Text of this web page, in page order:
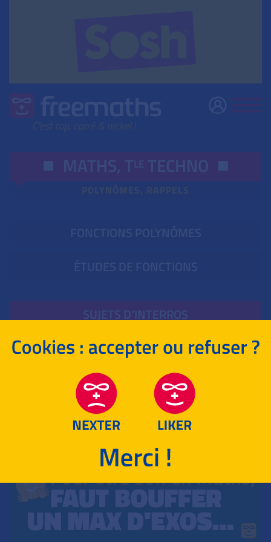
MATHS, TLE TECHNO
SUJETS D‘INTERROS
MATHÉMATIQUES
POUR T‘ENTRAÎNER !
HISTOIRE-GÉOGRAPHIE
LANGUES VIVANTES